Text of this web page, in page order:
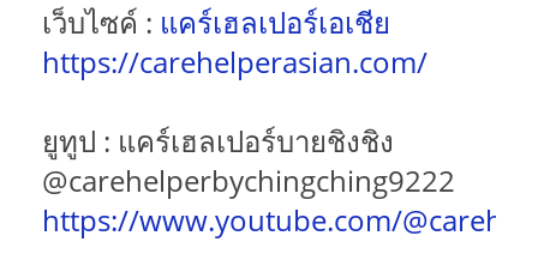
เว็บไซค์ : แคร์เฮลเปอร์เอเชีย
https://carehelperasian.com/
ยูทูป : แคร์เฮลเปอร์บายชิงชิง
@carehelperbychingching9222
https://www.youtube.com/